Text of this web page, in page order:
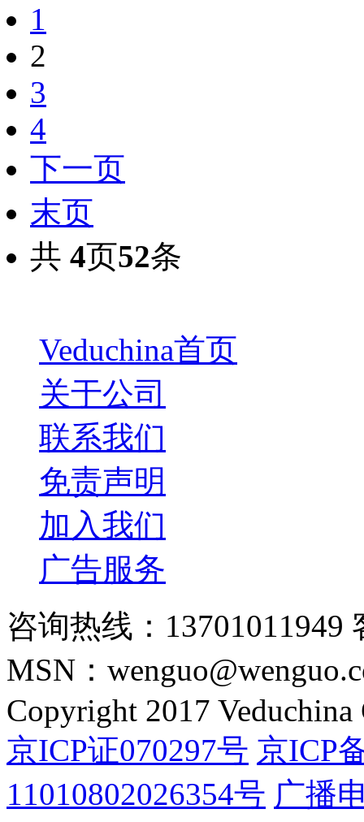
1
2
3
4
下一页
末页
共 4页52条
Veduchina首页
关于公司
联系我们
免责声明
加入我们
广告服务
咨询热线：13701011949
MSN：
Copyright 2017
京ICP证070297号 京ICP
11010802026354号 广播